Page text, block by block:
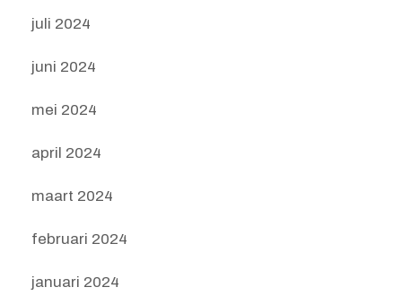
juli 2024
juni 2024
mei 2024
april 2024
maart 2024
februari 2024
januari 2024